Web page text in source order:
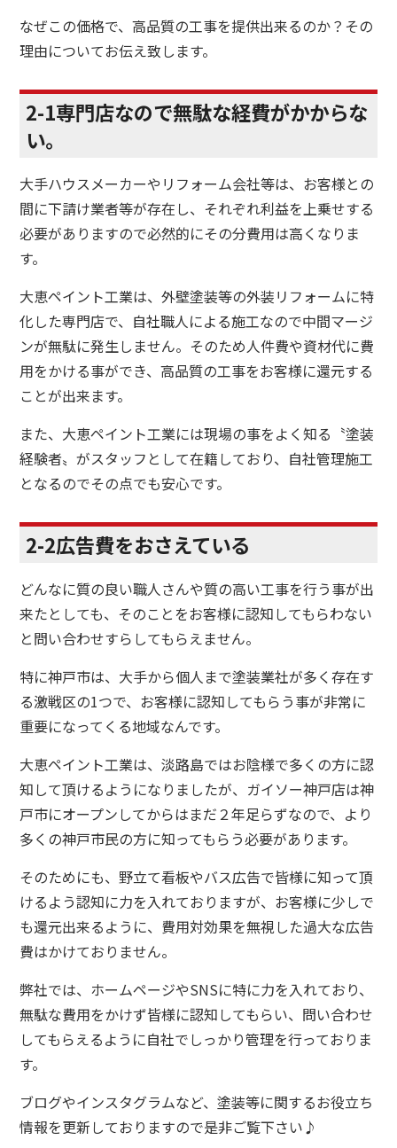
なぜこの価格で、高品質の工事を提供出来るのか？その
理由についてお伝え致します。
2-1専門店なので無駄な経費がかからな
い。
大手ハウスメーカーやリフォーム会社等は、お客様との
間に下請け業者等が存在し、それぞれ利益を上乗せする
必要がありますので必然的にその分費用は高くなりま
す。
大恵ペイント工業は、外壁塗装等の外装リフォームに特
化した専門店で、自社職人による施工なので中間マージ
ンが無駄に発生しません。そのため人件費や資材代に費
用をかける事ができ、高品質の工事をお客様に還元する
ことが出来ます。
また、大恵ペイント工業には現場の事をよく知る〝塗装
経験者〟がスタッフとして在籍しており、自社管理施工
となるのでその点でも安心です。
2-2広告費をおさえている
どんなに質の良い職人さんや質の高い工事を行う事が出
来たとしても、そのことをお客様に認知してもらわない
と問い合わせすらしてもらえません。
特に神戸市は、大手から個人まで塗装業社が多く存在す
る激戦区の1つで、お客様に認知してもらう事が非常に
重要になってくる地域なんです。
大恵ペイント工業は、淡路島ではお陰様で多くの方に認
知して頂けるようになりましたが、ガイソー神戸店は神
戸市にオープンしてからはまだ２年足らずなので、より
多くの神戸市民の方に知ってもらう必要があります。
そのためにも、野立て看板やバス広告で皆様に知って頂
けるよう認知に力を入れておりますが、お客様に少しで
も還元出来るように、費用対効果を無視した過大な広告
費はかけておりません。
弊社では、ホームページやSNSに特に力を入れており、
無駄な費用をかけず皆様に認知してもらい、問い合わせ
してもらえるように自社でしっかり管理を行っておりま
す。
ブログやインスタグラムなど、塗装等に関するお役立ち
情報を更新しておりますので是非ご覧下さい♪